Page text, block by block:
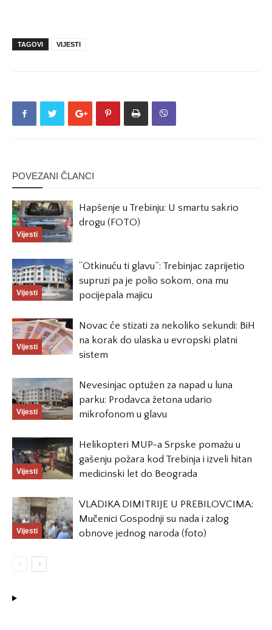
TAGOVI VIJESTI
POVEZANI ČLANCI
Vijesti
Hapšenje u Trebinju: U smartu sakrio
drogu (FOTO)
Vijesti
“Otkinuću ti glavu”: Trebinjac zaprijetio
supruzi pa je polio sokom, ona mu
pocijepala majicu
Vijesti
Novac će stizati za nekoliko sekundi: BiH
na korak do ulaska u evropski platni
sistem
Vijesti
Nevesinjac optužen za napad u luna
parku: Prodavca žetona udario
mikrofonom u glavu
Vijesti
Helikopteri MUP-a Srpske pomažu u
gašenju požara kod Trebinja i izveli hitan
medicinski let do Beograda
Vijesti
VLADIKA DIMITRIJE U PREBILOVCIMA:
Mučenici Gospodnji su nada i zalog
obnove jednog naroda (foto)